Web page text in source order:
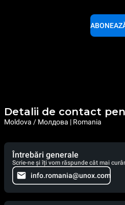
Detalii de contact
Moldova / Молдова | Romania
Întrebări generale
Scrie-ne și îți vom răspunde cât mai
info.romania@unox.com